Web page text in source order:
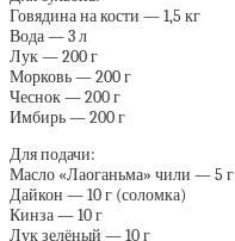
Говядина на кости — 1,5 кг
Вода — 3 л
Лук — 200 г
Морковь — 200 г
Чеснок — 200 г
Имбирь — 200 г
Для подачи:
Масло «Лаоганьма» чили — 5 г
Дайкон — 10 г (соломка)
Кинза — 10 г
Лук зелёный — 10 г